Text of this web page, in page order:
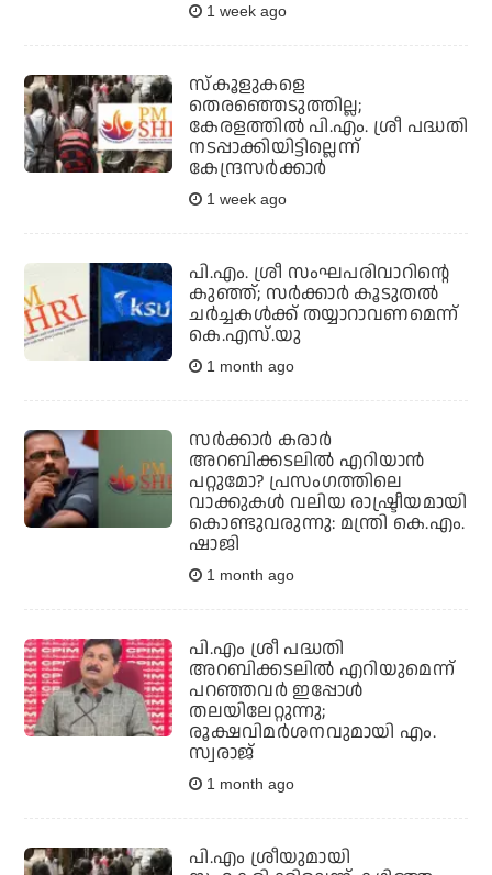
1 week ago
സ്‌കൂളുകളെ
തെരഞ്ഞെടുത്തില്ല;
കേരളത്തില്‍ പി.എം. ശ്രീ പദ്ധതി
നടപ്പാക്കിയിട്ടില്ലെന്ന്
കേന്ദ്രസര്‍ക്കാര്‍
1 week ago
പി.എം. ശ്രീ സംഘപരിവാറിന്റെ
കുഞ്ഞ്; സര്‍ക്കാര്‍ കൂടുതല്‍
ചര്‍ച്ചകള്‍ക്ക് തയ്യാറാവണമെന്ന്
കെ.എസ്.യു
1 month ago
സർക്കാർ കരാർ
അറബിക്കടലിൽ എറിയാൻ
പറ്റുമോ? പ്രസംഗത്തിലെ
വാക്കുകൾ വലിയ രാഷ്ട്രീയമായി
കൊണ്ടുവരുന്നു: മന്ത്രി കെ.എം.
ഷാജി
1 month ago
പി.എം ശ്രീ പദ്ധതി
അറബിക്കടലില്‍ എറിയുമെന്ന്
പറഞ്ഞവര്‍ ഇപ്പോള്‍
തലയിലേറ്റുന്നു;
രൂക്ഷവിമര്‍ശനവുമായി എം.
സ്വരാജ്
1 month ago
പി.എം ശ്രീയുമായി